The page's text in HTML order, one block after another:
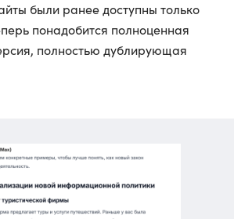
были ранее доступны только
понадобится полноценная
полностью дублирующая